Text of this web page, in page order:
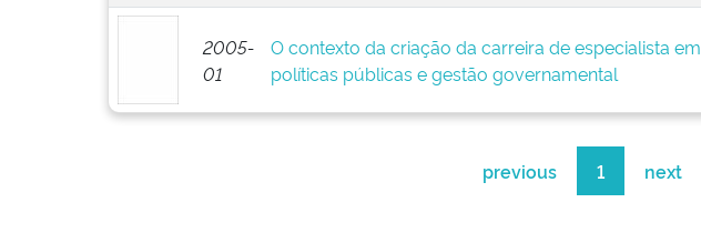
2005-
01
O contexto da criação da carreira de especialista em
políticas públicas e gestão governamental
previous 1 next